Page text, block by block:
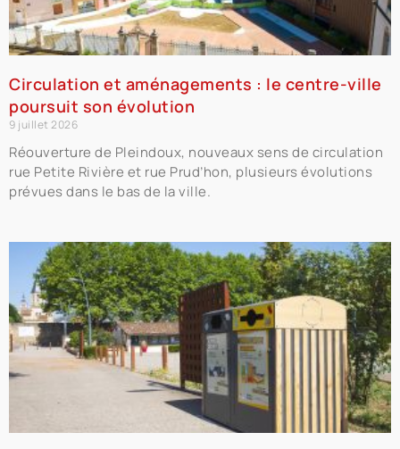
Circulation et aménagements : le centre-ville
poursuit son évolution
9 juillet 2026
Réouverture de Pleindoux, nouveaux sens de circulation
rue Petite Rivière et rue Prud’hon, plusieurs évolutions
prévues dans le bas de la ville.